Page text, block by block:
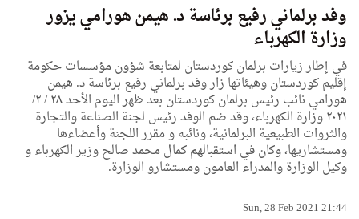
وفد برلماني رفيع برئاسة د. هيمن هورامي يزور
وزارة الكهرباء
في إطار زيارات برلمان كوردستان لمتابعة شؤون مؤسسات حكومة
إقليم كوردستان وهيئاتها زار وفد برلماني رفيع برئاسة د. هيمن
هورامي نائب رئيس برلمان كوردستان بعد ظهر اليوم الأحد ٢٨ / ٢/
٢٠٢١ وزارة الكهرباء، وقد ضم الوفد رئيس لجنة الصناعة والتجارة
والثروات الطبيعية البرلمانية، ونائبه و مقرر اللجنة وأعضاءها
ومستشاريها، وكان في استقبالهم كمال محمد صالح وزير الكهرباء و
وكيل الوزارة والمدراء العامون ومستشارو الوزارة.
Sun, 28 Feb 2021 21:44